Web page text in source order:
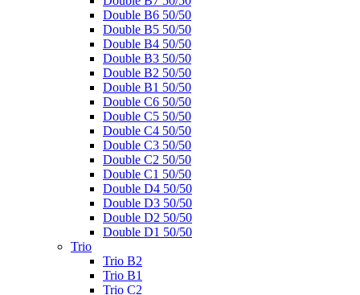
Double B6 50/50
Double B5 50/50
Double B4 50/50
Double B3 50/50
Double B2 50/50
Double B1 50/50
Double C6 50/50
Double C5 50/50
Double C4 50/50
Double C3 50/50
Double C2 50/50
Double C1 50/50
Double D4 50/50
Double D3 50/50
Double D2 50/50
Double D1 50/50
Trio
Trio B2
Trio B1
Trio C2